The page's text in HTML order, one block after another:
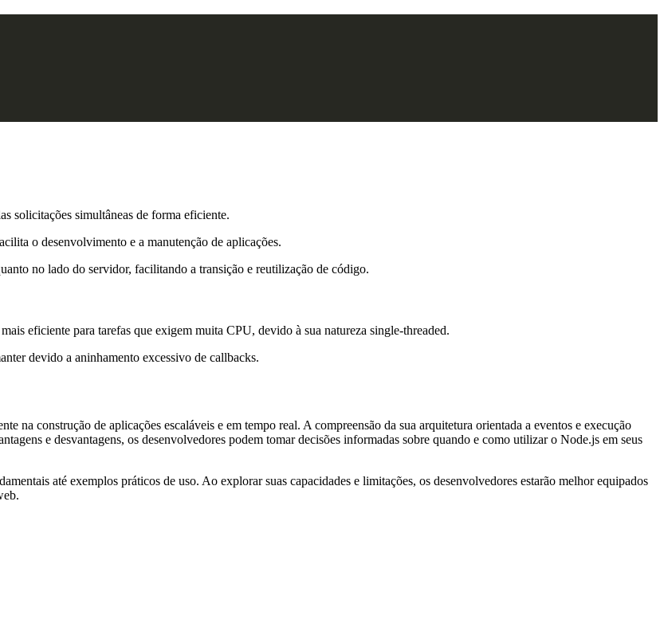
solicitações simultâneas de forma eficiente.
o desenvolvimento e a manutenção de aplicações.
no lado do servidor, facilitando a transição e reutilização de código.
eficiente para tarefas que exigem muita CPU, devido à sua natureza single-threaded.
devido a aninhamento excessivo de callbacks.
na construção de aplicações escaláveis e em tempo real. A compreensão da sua arquitetura orientada a eventos e execução
e desvantagens, os desenvolvedores podem tomar decisões informadas sobre quando e como utilizar o Node.js em seus
até exemplos práticos de uso. Ao explorar suas capacidades e limitações, os desenvolvedores estarão melhor equipados